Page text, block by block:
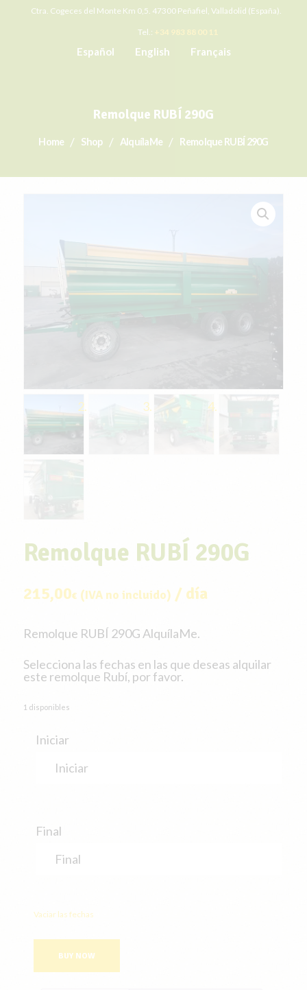
Ctra. Cogeces del Monte Km 0,5. 47300 Peñafiel, Valladolid (España).
Tel.: +34 983 88 00 11
Español English Français
Remolque RUBÍ 290G
Home Shop AlquílaMe Remolque RUBÍ 290G
Remolque RUBÍ 290G
215,00€ (IVA no incluido) / día
Remolque RUBÍ 290G AlquílaMe.
Selecciona las fechas en las que deseas alquilar
este remolque Rubí, por favor.
1 disponibles
Iniciar
Final
Vaciar las fechas
BUY NOW